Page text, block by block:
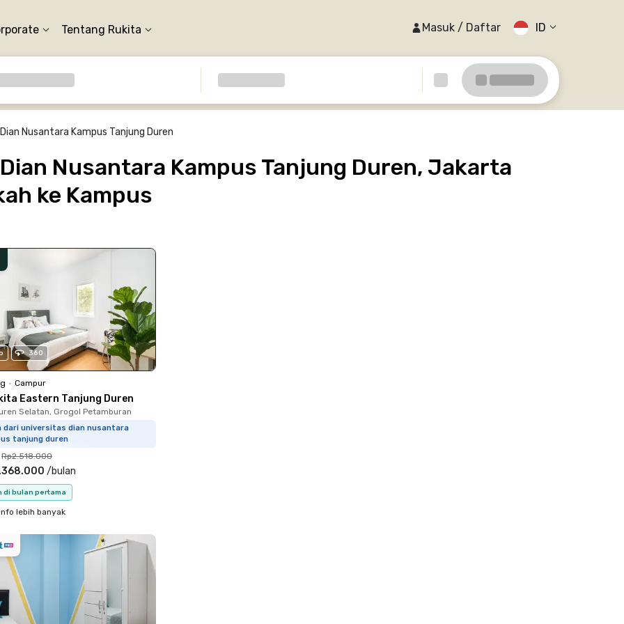
Tentang Rukita Masuk / Daftar ID
Nusantara Kampus Tanjung Duren
Nusantara Kampus Tanjung Duren, Jakarta
ke Kampus
360
• Campur
Eastern Tanjung Duren
Selatan, Grogol Petamburan
dari universitas dian nusantara
tanjung duren
Rp2.518.000
/bulan
di bulan pertama
lebih banyak